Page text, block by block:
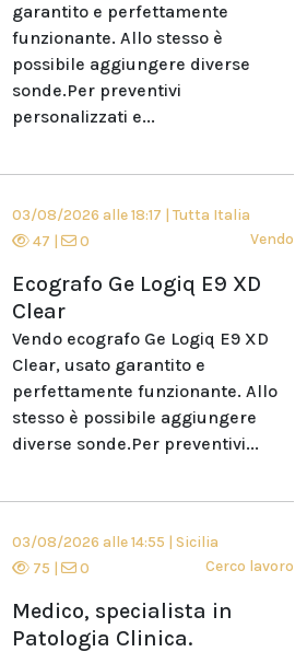
garantito e perfettamente
funzionante. Allo stesso è
possibile aggiungere diverse
sonde.Per preventivi
personalizzati e...
03/08/2026 alle 18:17 | Tutta Italia
47 | 0 Vendo
Ecografo Ge Logiq E9 XD
Clear
Vendo ecografo Ge Logiq E9 XD
Clear, usato garantito e
perfettamente funzionante. Allo
stesso è possibile aggiungere
diverse sonde.Per preventivi...
03/08/2026 alle 14:55 | Sicilia
75 | 0 Cerco lavoro
Medico, specialista in
Patologia Clinica.